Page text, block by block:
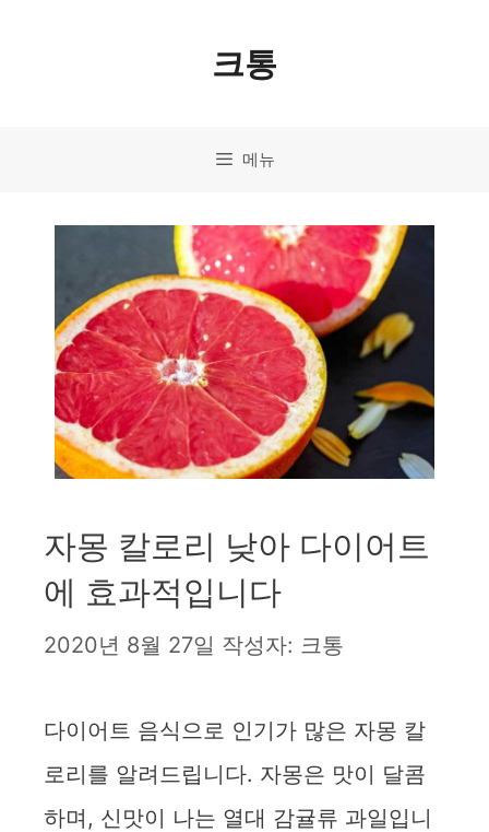
크통
메뉴
자몽 칼로리 낮아 다이어트
에 효과적입니다
2020년 8월 27일 작성자: 크통
다이어트 음식으로 인기가 많은 자몽 칼
로리를 알려드립니다. 자몽은 맛이 달콤
하며, 신맛이 나는 열대 감귤류 과일입니